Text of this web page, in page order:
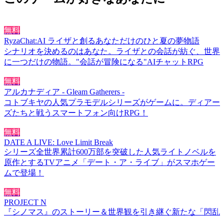
無料
RyzaChat:AI ライザと創るあなただけのひと夏の夢物語
シナリオを決めるのはあなた。ライザとの会話が紡ぐ、世界
に一つだけの物語。"会話が冒険になる"AIチャットRPG
無料
アルカナディア - Gleam Gatherers -
コトブキヤの人気プラモデルシリーズがゲームに。ディアー
ズたちと戦うスマートフォン向けRPG！
無料
DATE A LIVE: Love Limit Break
シリーズ全世界累計600万部を突破した人気ライトノベルを
原作とするTVアニメ「デート・ア・ライブ」がスマホゲー
ムで登場！
無料
PROJECT N
『シノマス』のストーリー＆世界観を引き継ぐ新たな「閃乱